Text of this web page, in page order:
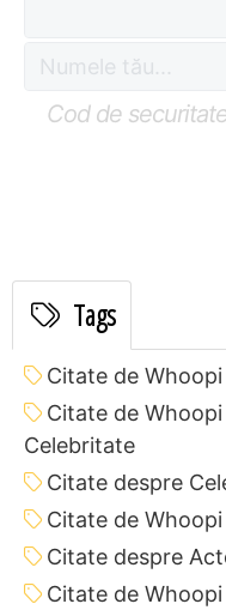
Cod de
Tags
Citate de
Citate de
Celebritate
Citate despre
Citate de
Citate despre
Citate de